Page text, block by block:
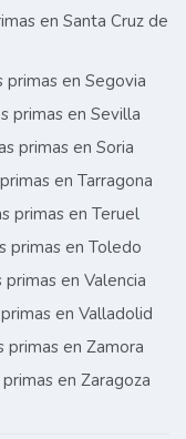
en Santa Cruz de
en Segovia
primas en Sevilla
primas en Soria
en Tarragona
primas en Teruel
primas en Toledo
en Valencia
en Valladolid
primas en Zamora
en Zaragoza